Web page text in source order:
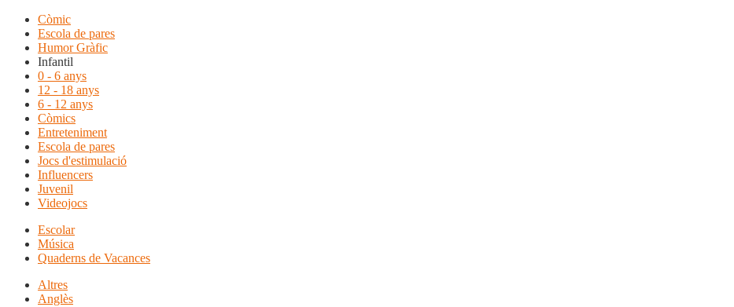
Còmic
Escola de pares
Humor Gràfic
Infantil
0 - 6 anys
12 - 18 anys
6 - 12 anys
Còmics
Entreteniment
Escola de pares
Jocs d'estimulació
Influencers
Juvenil
Videojocs
Escolar
Música
Quaderns de Vacances
Altres
Anglès